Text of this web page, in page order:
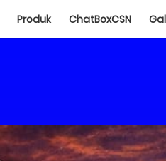
Produk ChatBoxCSN